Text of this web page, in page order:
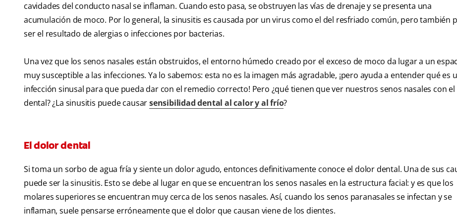
cavidades del conducto nasal se inflaman. Cuando esto pasa, se obstruyen las vías de drenaje y se presenta una
acumulación de moco. Por lo general, la sinusitis es causada por un virus como el del resfriado común, pero también
ser el resultado de alergias o infecciones por bacterias.
Una vez que los senos nasales están obstruidos, el entorno húmedo creado por el exceso de moco da lugar a un
muy susceptible a las infecciones. Ya lo sabemos: esta no es la imagen más agradable, ¡pero ayuda a entender qué es
infección sinusal para que pueda dar con el remedio correcto! Pero ¿qué tienen que ver nuestros senos nasales con
dental? ¿La sinusitis puede causarsensibilidad dental al calor y al frío?
El dolor dental
Si toma un sorbo de agua fría y siente un dolor agudo, entonces definitivamente conoce el dolor dental. Una de sus
puede ser la sinusitis. Esto se debe al lugar en que se encuentran los senos nasales en la estructura facial: y es que los
molares superiores se encuentran muy cerca de los senos nasales. Así, cuando los senos paranasales se infectan y se
inflaman, suele pensarse erróneamente que el dolor que causan viene de los dientes.